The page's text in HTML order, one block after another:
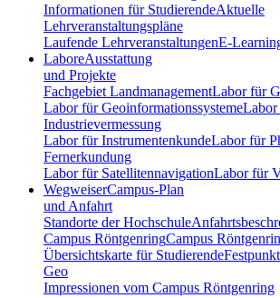
Informationen für StudierendeAktuelle
Lehrveranstaltungspläne
Laufende LehrveranstaltungenE-
LaboreAusstattung
und Projekte
Fachgebiet LandmanagementLabor für
Labor für GeoinformationssystemeLabor
Industrievermessung
Labor für InstrumentenkundeLabor für
Fernerkundung
Labor für SatellitennavigationLabor für
WegweiserCampus-Plan
und Anfahrt
Standorte der Hochschule
Campus RöntgenringCampus
Übersichtskarte für Studierende
Geo
Impressionen vom Campus Röntgenring